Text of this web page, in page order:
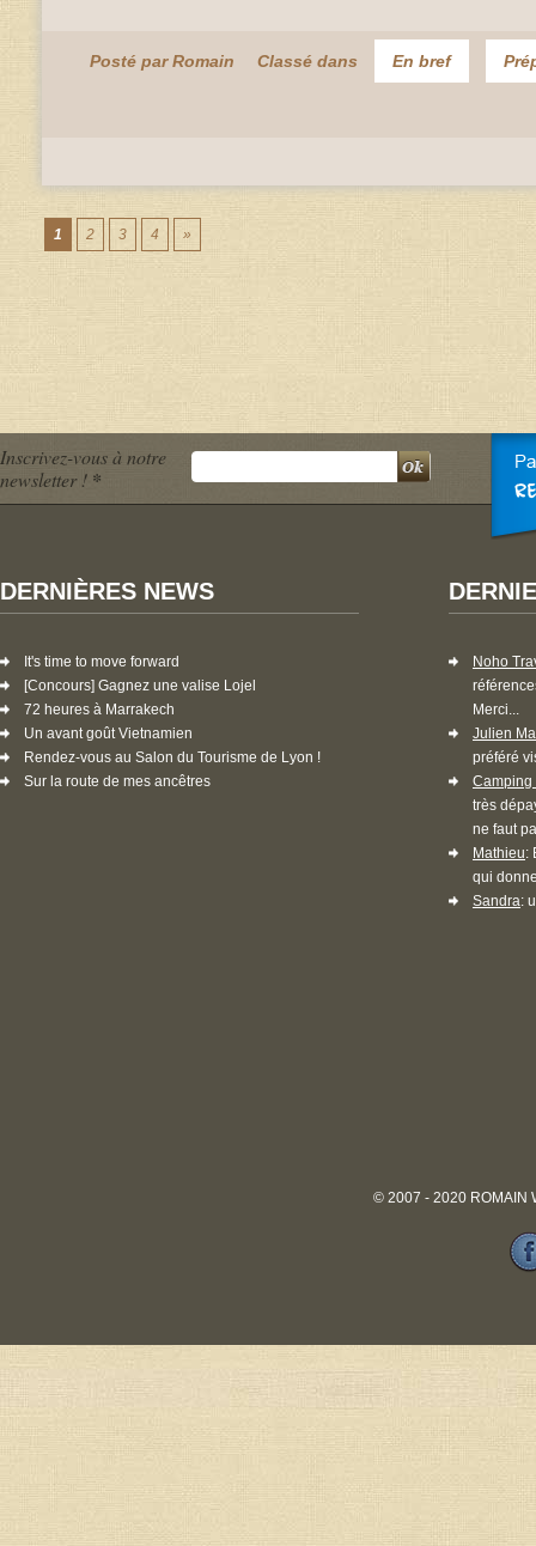
Posté par Romain Classé dans En bref
1 2 3 4 »
Inscrivez-vous à notre
newsletter ! *
DERNIÈRES NEWS
It's time to move forward
[Concours] Gagnez une valise Lojel
72 heures à Marrakech
Un avant goût Vietnamien
Rendez-vous au Salon du Tourisme de Lyon !
Sur la route de mes ancêtres
Noho
Merci...
Julien
préféré
Camping
très
ne faut
Mathieu:
qui
Sandra:
© 2007 - 2020 ROMAIN